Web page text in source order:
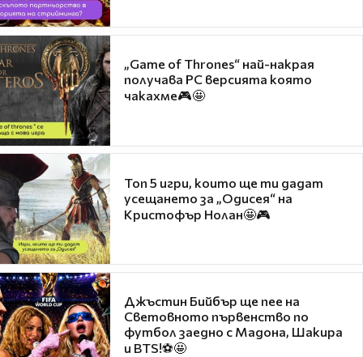
„Game of Thrones“ най-накрая
получава PC версията която
чакахме🎮🤩
Топ 5 игри, които ще ти дадат
усещането за „Одисея“ на
Кристофър Нолан🤩🎮
Джъстин Бийбър ще пее на
Световното първенство по
футбол заедно с Мадона, Шакира
и BTS!⚽🤩